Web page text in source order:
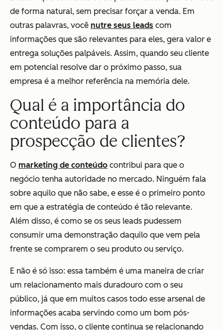
de forma natural, sem precisar forçar a venda. Em
outras palavras, você nutre seus leads com
informações que são relevantes para eles, gera valor e
entrega soluções palpáveis. Assim, quando seu cliente
em potencial resolve dar o próximo passo, sua
empresa é a melhor referência na memória dele.
Qual é a importância do
conteúdo para a
prospecção de clientes?
O marketing de conteúdo contribui para que o
negócio tenha autoridade no mercado. Ninguém fala
sobre aquilo que não sabe, e esse é o primeiro ponto
em que a estratégia de conteúdo é tão relevante.
Além disso, é como se os seus leads pudessem
consumir uma demonstração daquilo que vem pela
frente se comprarem o seu produto ou serviço.
E não é só isso: essa também é uma maneira de criar
um relacionamento mais duradouro com o seu
público, já que em muitos casos todo esse arsenal de
informações acaba servindo como um bom pós-
vendas. Com isso, o cliente continua se relacionando